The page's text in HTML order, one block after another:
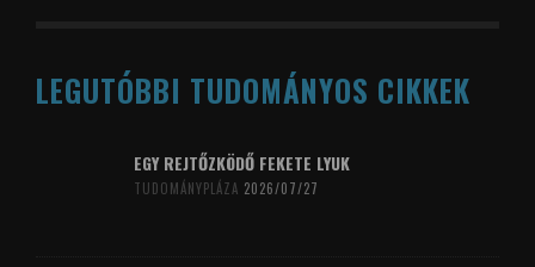
LEGUTÓBBI TUDOMÁNYOS CIKKEK
EGY REJTŐZKÖDŐ FEKETE LYUK
TUDOMÁNYPLÁZA 2026/07/27